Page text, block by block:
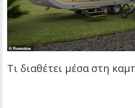
Τι διαθέτει μέσα στη